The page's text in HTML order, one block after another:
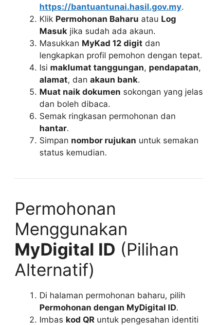
https://bantuantunai.hasil.gov.my.
Klik Permohonan Baharu atau Log
Masuk jika sudah ada akaun.
Masukkan MyKad 12 digit dan
lengkapkan profil pemohon dengan tepat.
Isi maklumat tanggungan, pendapatan,
alamat, dan akaun bank.
Muat naik dokumen sokongan yang jelas
dan boleh dibaca.
Semak ringkasan permohonan dan
hantar.
Simpan nombor rujukan untuk semakan
status kemudian.
Permohonan
Menggunakan
MyDigital ID (Pilihan
Alternatif)
Di halaman permohonan baharu, pilih
Permohonan dengan MyDigital ID.
Imbas kod QR untuk pengesahan identiti